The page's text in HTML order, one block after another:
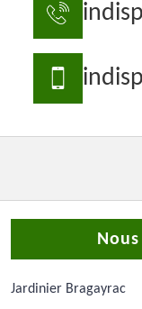
Jardinier Bragayrac